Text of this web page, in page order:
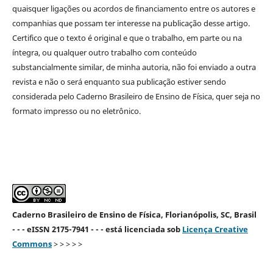
quaisquer ligações ou acordos de financiamento entre os autores e
companhias que possam ter interesse na publicação desse artigo.
Certifico que o texto é original e que o trabalho, em parte ou na
íntegra, ou qualquer outro trabalho com conteúdo
substancialmente similar, de minha autoria, não foi enviado a outra
revista e não o será enquanto sua publicação estiver sendo
considerada pelo Caderno Brasileiro de Ensino de Física, quer seja no
formato impresso ou no eletrônico.
Caderno Brasileiro de Ensino de Física, Florianópolis, SC, Brasil
- - - eISSN 2175-7941 - - - está licenciada sob Licença Creative
Commons> > > > >